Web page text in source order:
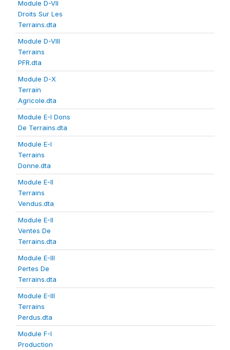
Module D-VII
Droits Sur Les
Terrains.dta
Module D-VIII
Terrains
PFR.dta
Module D-X
Terrain
Agricole.dta
Module E-I Dons
De Terrains.dta
Module E-I
Terrains
Donne.dta
Module E-II
Terrains
Vendus.dta
Module E-II
Ventes De
Terrains.dta
Module E-III
Pertes De
Terrains.dta
Module E-III
Terrains
Perdus.dta
Module F-I
Production